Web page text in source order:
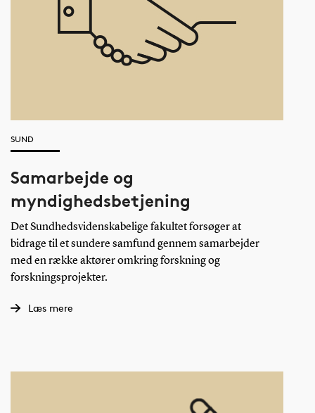
SUND
Samarbejde og
myndighedsbetjening
Det Sundhedsvidenskabelige fakultet forsøger at
bidrage til et sundere samfund gennem samarbejder
med en række aktører omkring forskning og
forskningsprojekter.
Læs mere